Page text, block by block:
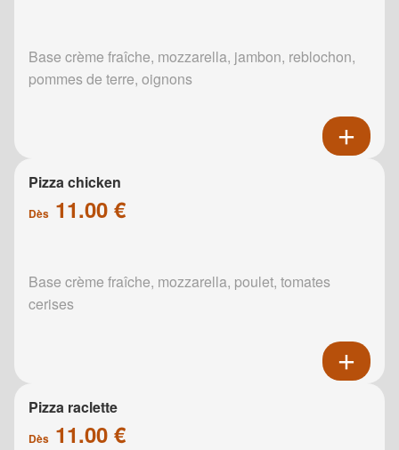
Base crème fraîche, mozzarella, jambon, reblochon,
pommes de terre, oignons
Pizza chicken
Dès 11.00 €
Base crème fraîche, mozzarella, poulet, tomates
cerises
Pizza raclette
Dès 11.00 €